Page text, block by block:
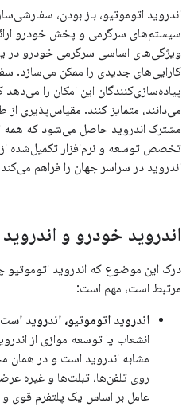
اندروید اتوموتیو، باز بودن،
سیستم‌های سرگرمی و پخش خودرو ارائه
ویژگی‌های اساسی سرگرمی خودرو در یک
کارایی‌های جدیدی را ممکن می‌سازد.
پیاده‌سازی‌کنندگان این امکان را
مشترک اندروید حاصل می‌شود که همه
تخصص توسعه و نرم‌افزار تکمیل‌شده
اندروید در سراسر جهان را فراهم
اندروید خودرو و اندروید
درک این موضوع که اندروید اتوموتیو
مرتبط است، مهم است:
اندروید اتوموتیو، اندروید است
انشعاب یا توسعه موازی از
مشابه اندروید است و در همان
روی تلفن‌ها، تبلت‌ها و غیره
عامل بر اساس یک پلتفرم قوی